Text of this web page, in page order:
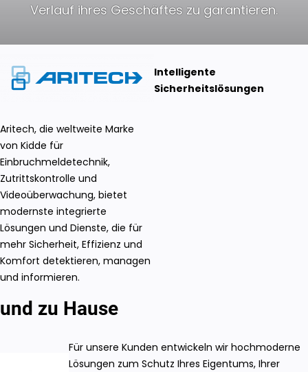
Verlauf ihres Geschäftes zu garantieren.
Intelligente
Sicherheitslösungen
Aritech, die weltweite Marke
von Kidde für
Einbruchmeldetechnik,
Zutrittskontrolle und
Videoüberwachung, bietet
modernste integrierte
Lösungen und Dienste, die für
mehr Sicherheit, Effizienz und
Komfort detektieren, managen
und informieren.
und zu Hause
Für unsere Kunden entwickeln wir hochmoderne
Lösungen zum Schutz Ihres Eigentums, Ihrer